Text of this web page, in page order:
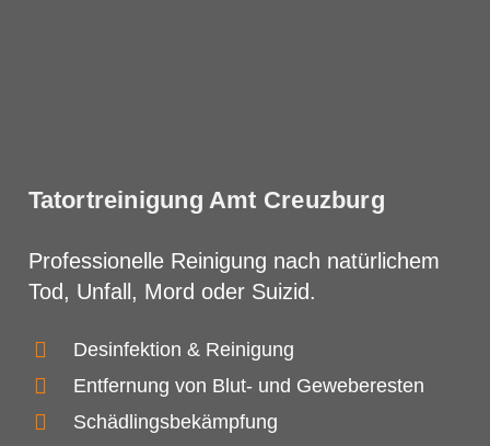
Tatortreinigung Amt Creuzburg
Professionelle Reinigung nach natürlichem
Tod, Unfall, Mord oder Suizid.
Desinfektion & Reinigung
Entfernung von Blut- und Geweberesten
Schädlingsbekämpfung